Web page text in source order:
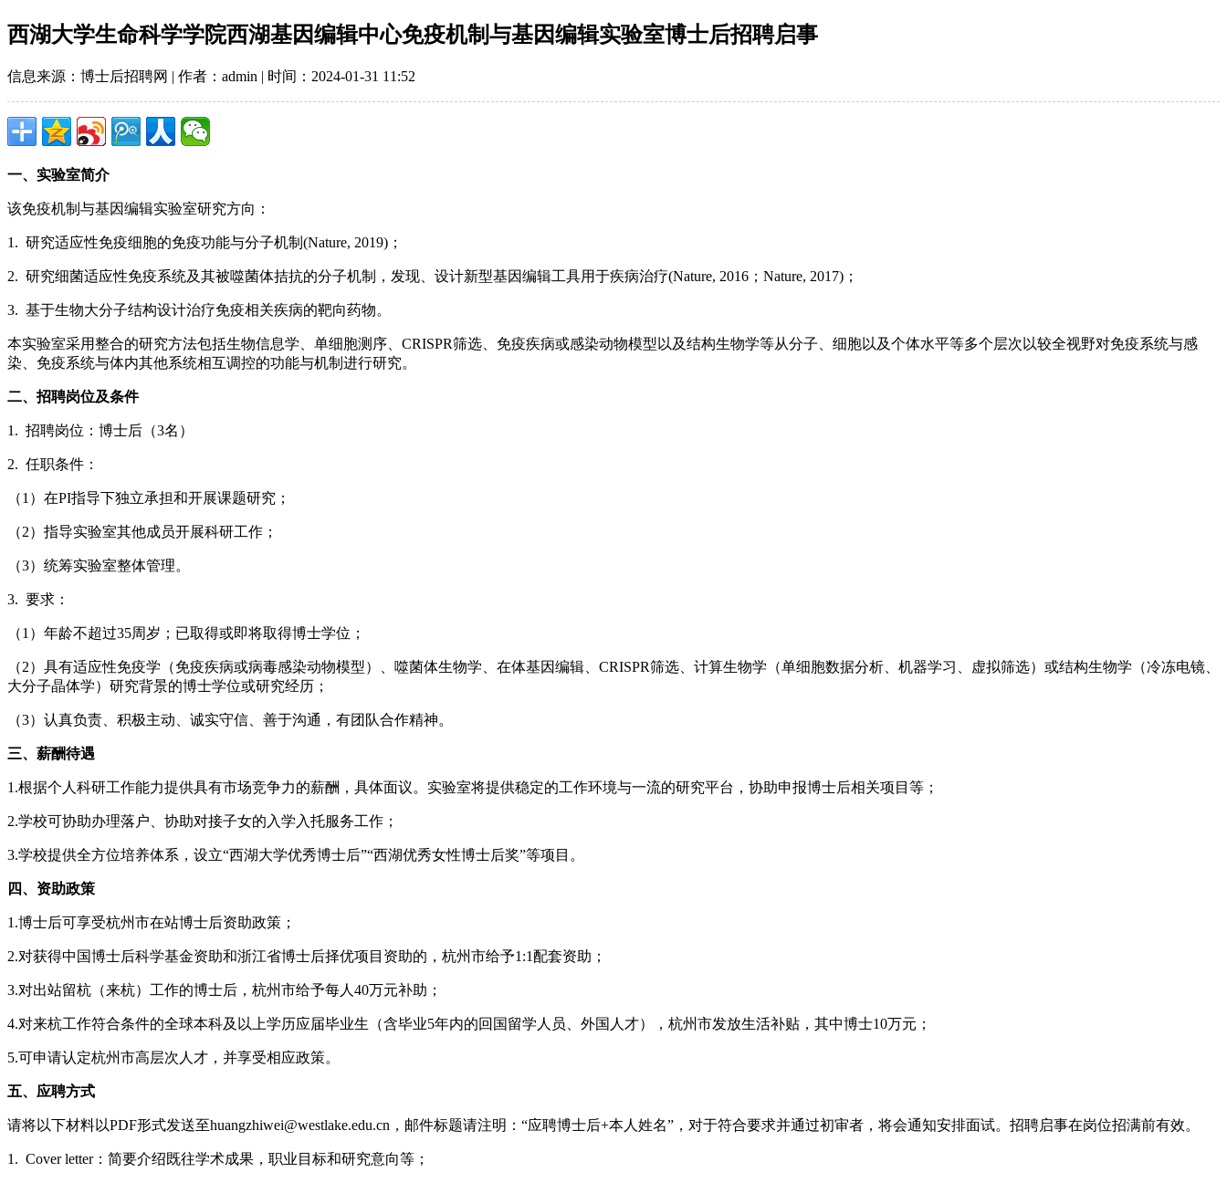
西湖大学生命科学学院西湖基因编辑中心免疫机制与基因编辑实验室博士后招聘启事
信息来源：博士后招聘网 | 作者：admin | 时间：2024-01-31 11:52
一、实验室简介
该免疫机制与基因编辑实验室研究方向：
1. 研究适应性免疫细胞的免疫功能与分子机制(Nature, 2019)；
2. 研究细菌适应性免疫系统及其被噬菌体拮抗的分子机制，发现、设计新型基因编辑工具用于疾病治疗(Nature, 2016；Nature, 2017)；
3. 基于生物大分子结构设计治疗免疫相关疾病的靶向药物。
本实验室采用整合的研究方法包括生物信息学、单细胞测序、CRISPR筛选、免疫疾病或感染动物模型以及结构生物学等从分子、细胞以及个体水平等多个层次以较全视野对免疫系统与感
染、免疫系统与体内其他系统相互调控的功能与机制进行研究。
二、招聘岗位及条件
1. 招聘岗位：博士后（3名）
2. 任职条件：
（1）在PI指导下独立承担和开展课题研究；
（2）指导实验室其他成员开展科研工作；
（3）统筹实验室整体管理。
3. 要求：
（1）年龄不超过35周岁；已取得或即将取得博士学位；
（2）具有适应性免疫学（免疫疾病或病毒感染动物模型）、噬菌体生物学、在体基因编辑、CRISPR筛选、计算生物学（单细胞数据分析、机器学习、虚拟筛选）或结构生物学（冷冻电镜、
大分子晶体学）研究背景的博士学位或研究经历；
（3）认真负责、积极主动、诚实守信、善于沟通，有团队合作精神。
三、薪酬待遇
1.根据个人科研工作能力提供具有市场竞争力的薪酬，具体面议。实验室将提供稳定的工作环境与一流的研究平台，协助申报博士后相关项目等；
2.学校可协助办理落户、协助对接子女的入学入托服务工作；
3.学校提供全方位培养体系，设立“西湖大学优秀博士后”“西湖优秀女性博士后奖”等项目。
四、资助政策
1.博士后可享受杭州市在站博士后资助政策；
2.对获得中国博士后科学基金资助和浙江省博士后择优项目资助的，杭州市给予1:1配套资助；
3.对出站留杭（来杭）工作的博士后，杭州市给予每人40万元补助；
4.对来杭工作符合条件的全球本科及以上学历应届毕业生（含毕业5年内的回国留学人员、外国人才），杭州市发放生活补贴，其中博士10万元；
5.可申请认定杭州市高层次人才，并享受相应政策。
五、应聘方式
请将以下材料以PDF形式发送至huangzhiwei@westlake.edu.cn，邮件标题请注明：“应聘博士后+本人姓名”，对于符合要求并通过初审者，将会通知安排面试。招聘启事在岗位招满前有效。
1. Cover letter：简要介绍既往学术成果，职业目标和研究意向等；